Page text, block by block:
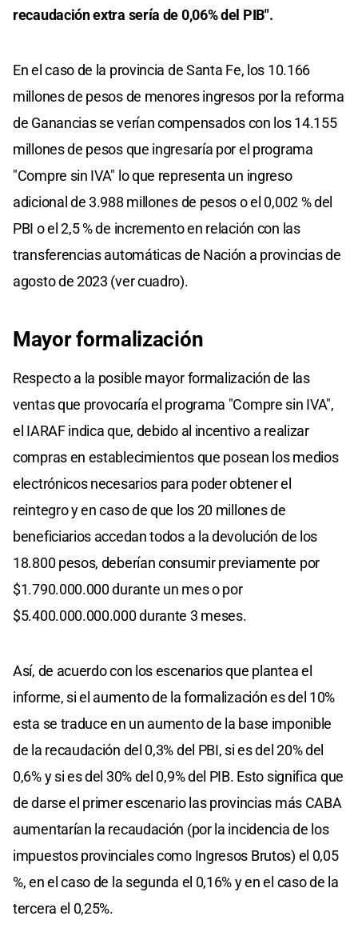
recaudación extra sería de 0,06% del PIB".
En el caso de la provincia de Santa Fe, los 10.166
millones de pesos de menores ingresos por la reforma
de Ganancias se verían compensados con los 14.155
millones de pesos que ingresaría por el programa
"Compre sin IVA" lo que representa un ingreso
adicional de 3.988 millones de pesos o el 0,002 % del
PBI o el 2,5 % de incremento en relación con las
transferencias automáticas de Nación a provincias de
agosto de 2023 (ver cuadro).
Mayor formalización
Respecto a la posible mayor formalización de las
ventas que provocaría el programa "Compre sin IVA",
el IARAF indica que, debido al incentivo a realizar
compras en establecimientos que posean los medios
electrónicos necesarios para poder obtener el
reintegro y en caso de que los 20 millones de
beneficiarios accedan todos a la devolución de los
18.800 pesos, deberían consumir previamente por
$1.790.000.000 durante un mes o por
$5.400.000.000.000 durante 3 meses.
Así, de acuerdo con los escenarios que plantea el
informe, si el aumento de la formalización es del 10%
esta se traduce en un aumento de la base imponible
de la recaudación del 0,3% del PBI, si es del 20% del
0,6% y si es del 30% del 0,9% del PIB. Esto significa que
de darse el primer escenario las provincias más CABA
aumentarían la recaudación (por la incidencia de los
impuestos provinciales como Ingresos Brutos) el 0,05
%, en el caso de la segunda el 0,16% y en el caso de la
tercera el 0,25%.